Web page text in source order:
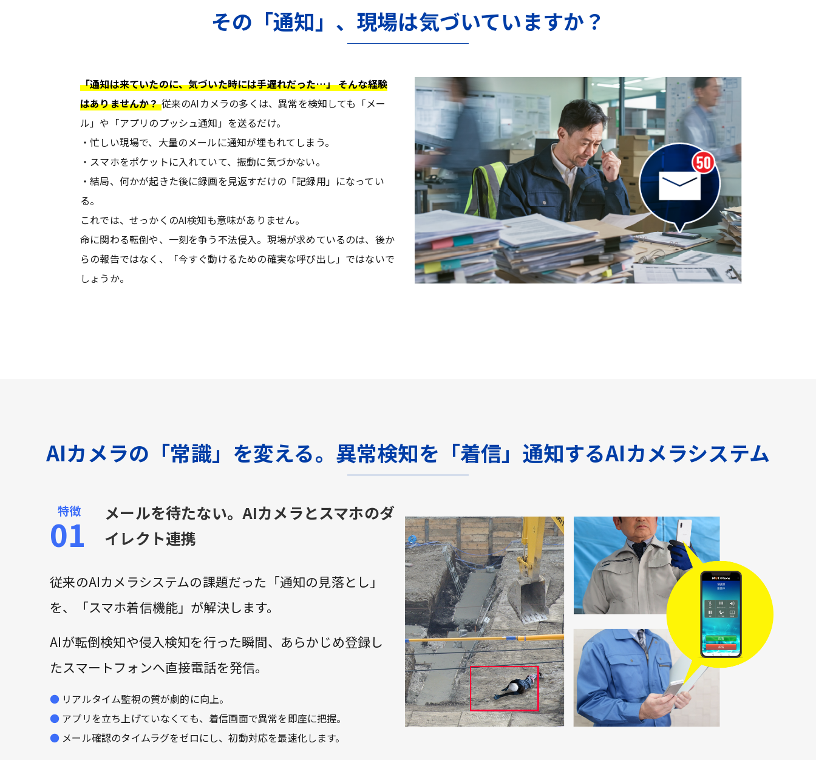
その「通知」、現場は気づいていますか？
「通知は来ていたのに、気づいた時には手遅れだった…」 そんな経験
はありませんか？従来のAIカメラの多くは、異常を検知しても「メー
ル」や「アプリのプッシュ通知」を送るだけ。
・忙しい現場で、大量のメールに通知が埋もれてしまう。
・スマホをポケットに入れていて、振動に気づかない。
・結局、何かが起きた後に録画を見返すだけの「記録用」になってい
る。
これでは、せっかくのAI検知も意味がありません。
命に関わる転倒や、一刻を争う不法侵入。現場が求めているのは、後か
らの報告ではなく、「今すぐ動けるための確実な呼び出し」ではないで
しょうか。
AIカメラの「常識」を変える。異常検知を「着信」通知するAIカメラシステム
メールを待たない。AIカメラとスマホのダ
イレクト連携
従来のAIカメラシステムの課題だった「通知の見落とし」
を、「スマホ着信機能」が解決します。
AIが転倒検知や侵入検知を行った瞬間、あらかじめ登録し
たスマートフォンへ直接電話を発信。
リアルタイム監視の質が劇的に向上。
アプリを立ち上げていなくても、着信画面で異常を即座に把握。
メール確認のタイムラグをゼロにし、初動対応を最速化します。